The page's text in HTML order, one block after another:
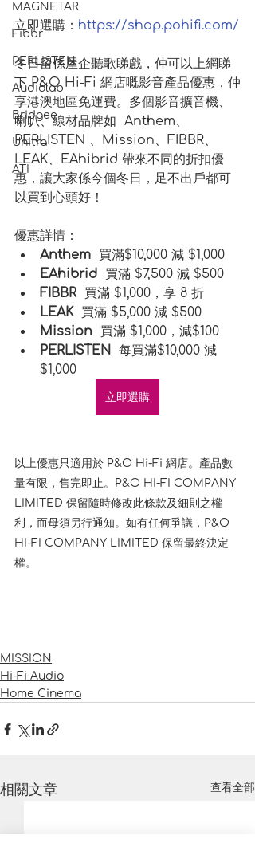
MAGNETAR
Fibbr
PERLISTEN
Audiolab
Bridgee
Unitra
ATI
立即選購： https://shop.pohifi.com/
冬日留係屋企聽歌睇戲，仲可以上網睇
下 P&O Hi-Fi 網店嘅影音產品優惠，仲
享港澳地區免運費。多個影音擴音機、
喇叭、線材品牌如  Anthem、
PERLISTEN 、Mission、FIBBR、
LEAK、EAhibrid 帶來不同的折扣優
惠，讓大家係今個冬日，足不出戶都可
以買到心頭好！
優惠詳情：
Anthem
  買滿$10,000 減 $1,000
EAhibrid
買滿 $7,500 減 $500
FIBBR
  買滿 $1,000，享 8 折
LEAK 買滿 $5,000 減 $500
Mission
  買滿 $1,000，減$100
PERLISTEN
  每買滿$10,000 減
$1,000
立即選購
以上優惠只適用於 P&O Hi-Fi 網店。產品數
量有限，售完即止。P&O HI-FI COMPANY
LIMITED 保留隨時修改此條款及細則之權
利，而母須另行通知。如有任何爭議，P&O
HI-FI COMPANY LIMITED 保留最終決定
權。
MISSION
Hi-Fi Audio
Home Cinema
相關文章 查看全部